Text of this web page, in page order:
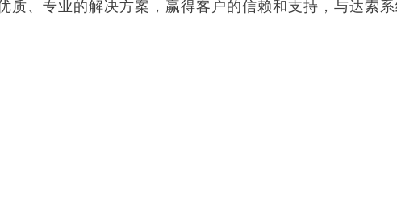
质、专业的解决方案，赢得客户的信赖和支持，与达索